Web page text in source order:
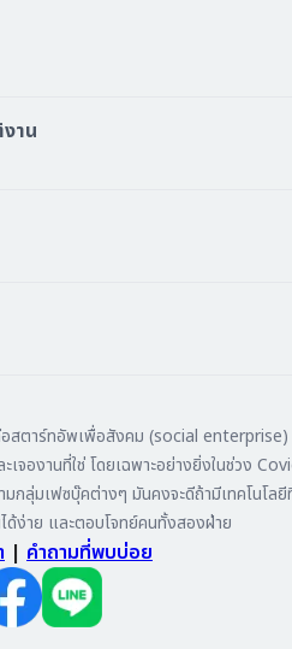
าน
สตาร์ทอัพเพื่อสังคม (social
จองานที่ใช่ โดยเฉพาะอย่างยิ่งในช่วง
มกลุ่มเฟซบุ๊คต่างๆ มันคงจะดีถ้ามีเทคโนโล
ด้ง่าย และตอบโจทย์คนทั้งสองฝ่าย
| คำถามที่พบบ่อย